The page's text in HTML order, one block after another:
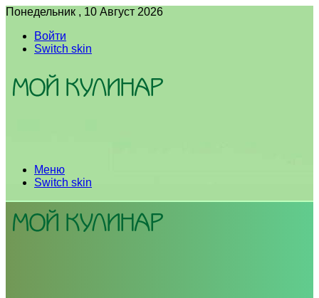
Понедельник , 10 Август 2026
Войти
Switch skin
Меню
Switch skin